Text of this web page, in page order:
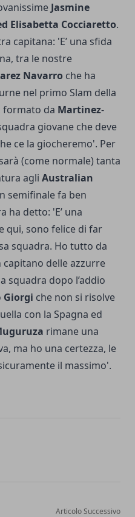
Jasmine
Elisabetta Cocciaretto.
capitana: 'E’ una sfida
tra le nostre
Navarro che ha
nel primo Slam della
formato da Martinez-
giovane che deve
ce la giocheremo'. Per
(come normale) tanta
agli Australian
semifinale fa ben
ha detto: 'E’ una
qui, sono felice di far
squadra. Ho tutto da
delle azzurre
squadra dopo l’addio
Giorgi che non si risolve
con la Spagna ed
rimane una
ma ho una certezza, le
il massimo'.
Articolo Successivo